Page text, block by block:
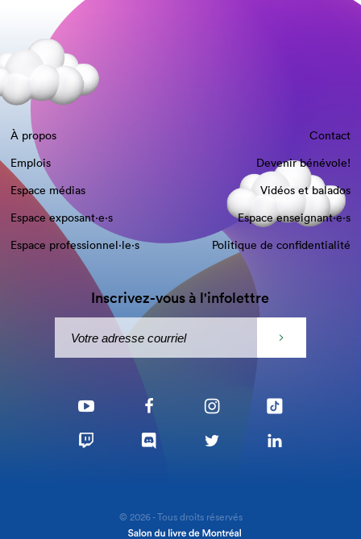
À propos
Contact
Emplois
Devenir bénévole!
Espace médias
Vidéos et balados
Espace exposant·e⋅s
Espace enseignant·e⋅s
Espace professionnel·le⋅s
Politique de confidentialité
Inscrivez-vous à l'infolettre
© 2026 - Tous droits réservés